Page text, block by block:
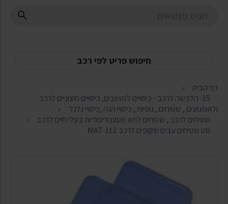
חיפוש פריט לפי רכב
דף הבית
15- הלבשה לרכב - כיסויים למושבים, כיסויים חיצוניים לרכב
ולאופנועים , שטיחים , גופיות , כיסויי הגה ,כיסויי גלגל
שטיחים לרכב , שטיחים לתא מטען וריפודיות בעלי חיים לרכב
סט שטיחים עבים שקופים לרכב 112-MAT